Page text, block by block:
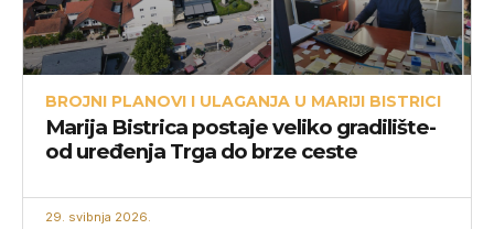
BROJNI PLANOVI I ULAGANJA U MARIJI BISTRICI
Marija Bistrica postaje veliko gradilište-
od uređenja Trga do brze ceste
29. svibnja 2026.